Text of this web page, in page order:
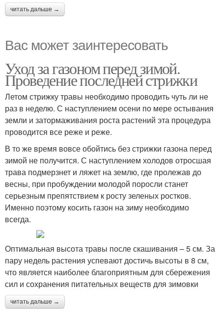
читать дальше →
Вас может заинтересовать
Уход за газоном перед зимой.
Проведение последней стрижки
Летом стрижку травы необходимо проводить чуть ли не
раз в неделю. С наступлением осени по мере остывания
земли и затормаживания роста растений эта процедура
проводится все реже и реже.
В то же время вовсе обойтись без стрижки газона перед
зимой не получится. С наступлением холодов отросшая
трава подмерзнет и ляжет на землю, где пролежав до
весны, при пробуждении молодой поросли станет
серьезным препятствием к росту зеленых ростков.
Именно поэтому косить газон на зиму необходимо
всегда.
Оптимальная высота травы после скашивания – 5 см. За
пару недель растения успевают достичь высоты в 8 см,
что является наиболее благоприятным для сбережения
сил и сохранения питательных веществ для зимовки
читать дальше →